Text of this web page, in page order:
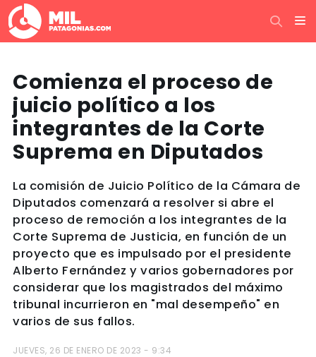
Comienza el proceso de
juicio político a los
integrantes de la Corte
Suprema en Diputados
La comisión de Juicio Político de la Cámara de
Diputados comenzará a resolver si abre el
proceso de remoción a los integrantes de la
Corte Suprema de Justicia, en función de un
proyecto que es impulsado por el presidente
Alberto Fernández y varios gobernadores por
considerar que los magistrados del máximo
tribunal incurrieron en "mal desempeño" en
varios de sus fallos.
JUEVES, 26 DE ENERO DE 2023 - 9:34